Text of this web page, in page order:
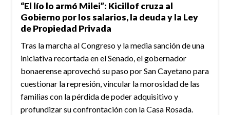
“El lío lo armó Milei”: Kicillof cruza al
Gobierno por los salarios, la deuda y la Ley
de Propiedad Privada
Tras la marcha al Congreso y la media sanción de una
iniciativa recortada en el Senado, el gobernador
bonaerense aprovechó su paso por San Cayetano para
cuestionar la represión, vincular la morosidad de las
familias con la pérdida de poder adquisitivo y
profundizar su confrontación con la Casa Rosada.